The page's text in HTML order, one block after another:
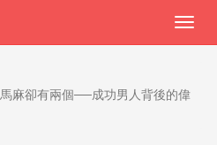
麻卻有兩個──成功男人背後的偉